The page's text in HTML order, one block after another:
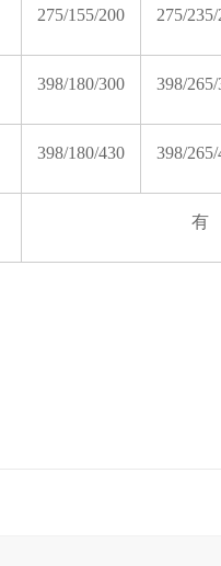
275/155/200 275/
398/180/300 398/265/
398/180/430 398/265/
有